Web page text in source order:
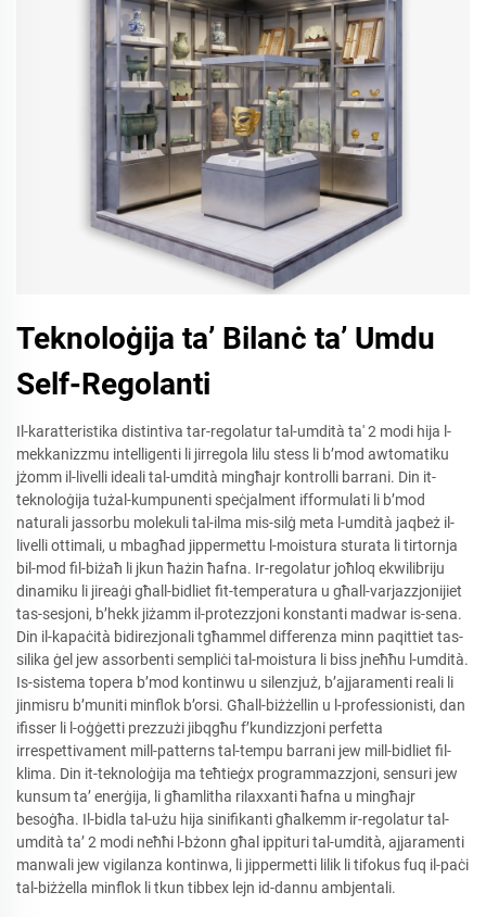
Teknoloġija ta’ Bilanċ ta’ Umdu
Self-Regolanti
Il-karatteristika distintiva tar-regolatur tal-umdità ta' 2 modi hija l-
mekkanizzmu intelligenti li jirregola lilu stess li b’mod awtomatiku
jżomm il-livelli ideali tal-umdità mingħajr kontrolli barrani. Din it-
teknoloġija tużal-kumpunenti speċjalment ifformulati li b’mod
naturali jassorbu molekuli tal-ilma mis-silġ meta l-umdità jaqbeż il-
livelli ottimali, u mbagħad jippermettu l-moistura sturata li tirtornja
bil-mod fil-biżaħ li jkun ħażin ħafna. Ir-regolatur joħloq ekwilibriju
dinamiku li jireaġi għall-bidliet fit-temperatura u għall-varjazzjonijiet
tas-sesjoni, b’hekk jiżamm il-protezzjoni konstanti madwar is-sena.
Din il-kapaċità bidirezjonali tgħammel differenza minn paqittiet tas-
silika ġel jew assorbenti sempliċi tal-moistura li biss jneħħu l-umdità.
Is-sistema topera b’mod kontinwu u silenzjuż, b’ajjaramenti reali li
jinmisru b’muniti minflok b’orsi. Għall-biżżellin u l-professionisti, dan
ifisser li l-oġġetti prezzużi jibqgħu f’kundizzjoni perfetta
irrespettivament mill-patterns tal-tempu barrani jew mill-bidliet fil-
klima. Din it-teknoloġija ma teħtieġx programmazzjoni, sensuri jew
kunsum ta’ enerġija, li għamlitha rilaxxanti ħafna u mingħajr
besoġħa. Il-bidla tal-użu hija sinifikanti għalkemm ir-regolatur tal-
umdità ta’ 2 modi neħħi l-bżonn għal ippituri tal-umdità, ajjaramenti
manwali jew vigilanza kontinwa, li jippermetti lilik li tifokus fuq il-paċi
tal-biżżella minflok li tkun tibbex lejn id-dannu ambjentali.